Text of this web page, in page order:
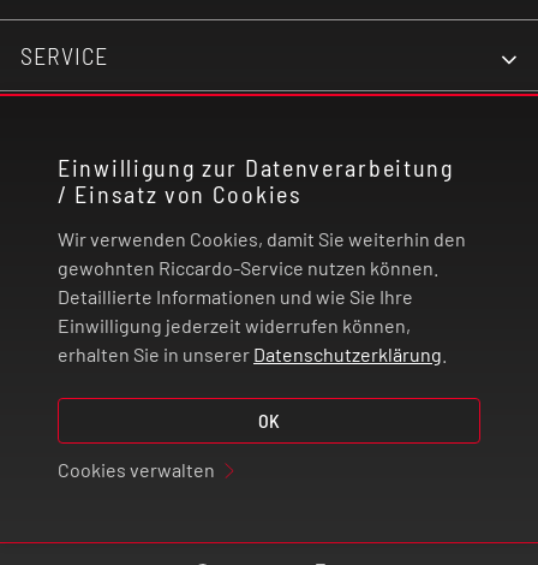
Einwilligung zur Datenverarbeitung
/ Einsatz von Cookies
Wir verwenden Cookies, damit Sie weiterhin den
gewohnten Riccardo-Service nutzen können.
Detaillierte Informationen und wie Sie Ihre
Einwilligung jederzeit widerrufen können,
erhalten Sie in unserer Datenschutzerklärung
OK
Cookies verwalten
SERVICE
RECHTLICHES
ZAHLUNG UND VERSAND
VERTRAG WIDERRUFEN
© 2026 | Riccardo Onlinestore GmbH